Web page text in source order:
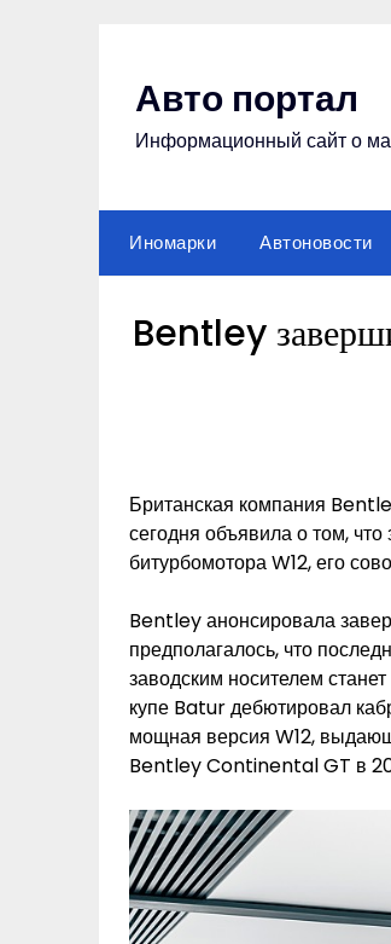
Авто портал
Информационный сайт о
Иномарки Автоновости
Bentley
Британская компания
сегодня объявила о том,
битурбомотора W12, его
Bentley анонсировала
предполагалось, что
заводским носителем
купе Batur дебютировал
мощная версия W12,
Bentley Continental GT в